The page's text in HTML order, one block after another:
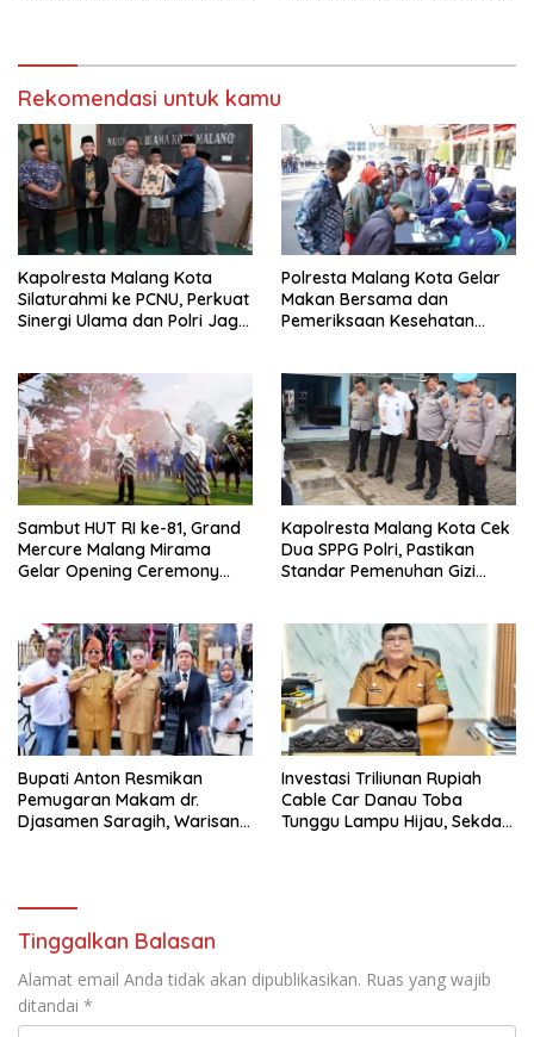
Rekomendasi untuk kamu
Kapolresta Malang Kota
Silaturahmi ke PCNU, Perkuat
Sinergi Ulama dan Polri Jaga
Polresta Malang Kota Gelar
Makan Bersama dan
Pemeriksaan Kesehatan
Sambut HUT RI ke-81, Grand
Mercure Malang Mirama
Gelar Opening Ceremony
Kapolresta Malang Kota Cek
Dua SPPG Polri, Pastikan
Standar Pemenuhan Gizi
Bupati Anton Resmikan
Pemugaran Makam dr.
Djasamen Saragih, Warisan
Investasi Triliunan Rupiah
Cable Car Danau Toba
Tunggu Lampu Hijau, Sekda
Tinggalkan Balasan
Alamat email Anda tidak akan dipublikasikan. Ruas yang wajib
ditandai *